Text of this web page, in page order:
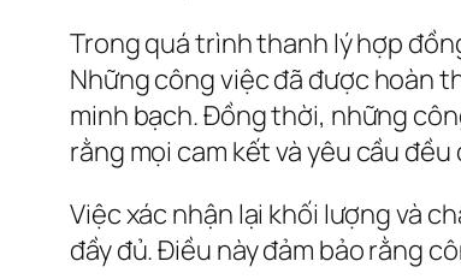
Trong quá trình thanh lý hợp
Những công việc đã được hoàn
minh bạch. Đồng thời, những
rằng mọi cam kết và yêu cầu
Việc xác nhận lại khối lượng và
đầy đủ. Điều này đảm bảo rằng